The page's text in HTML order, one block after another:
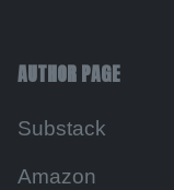
AUTHOR PAGE
Substack
Amazon